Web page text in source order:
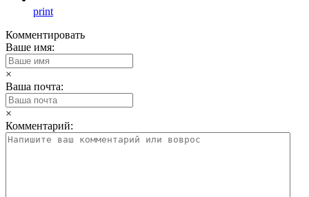
print
Комментировать
Ваше имя:
×
Ваша почта:
×
Комментарий: